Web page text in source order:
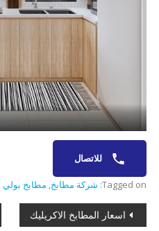
للاتصال
Tagged on: شركة مطابخ مطابخ بولي
تصفّح
اسعار المطابخ الاكريليك